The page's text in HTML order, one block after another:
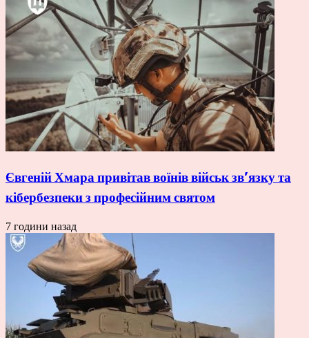
Євгеній Хмара привітав воїнів військ зв’язку та
кібербезпеки з професійним святом
7 години назад